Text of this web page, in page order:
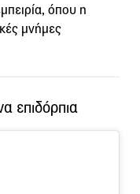
όπου η
μνήμες
επιδόρπια